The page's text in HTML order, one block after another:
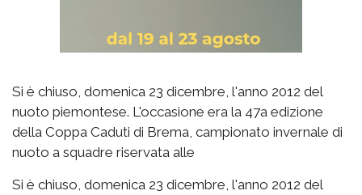
Si è chiuso, domenica 23 dicembre, l'anno 2012 del
nuoto piemontese. L'occasione era la 47a edizione
della Coppa Caduti di Brema, campionato invernale di
nuoto a squadre riservata alle
Si è chiuso, domenica 23 dicembre, l'anno 2012 del